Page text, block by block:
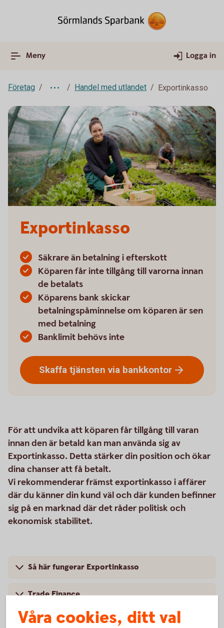
Meny Logga in
Företag Handel med utlandet Exportinkasso
Exportinkasso
Säkrare än betalning i efterskott
Köparen får inte tillgång till varorna innan
de betalats
Köparens bank skickar
betalningspåminnelse om köparen är sen
med betalning
Banklimit behövs inte
Skaffa tjänsten via bankkontor
För att undvika att köparen får tillgång till varan
innan den är betald kan man använda sig av
Exportinkasso. Detta stärker din position och ökar
dina chanser att få betalt.
Vi rekommenderar främst exportinkasso i affärer
där du känner din kund väl och där kunden befinner
sig på en marknad där det råder politisk och
ekonomisk stabilitet.
Så här fungerar Exportinkasso
Trade Finance
Mer information
Våra cookies, ditt val